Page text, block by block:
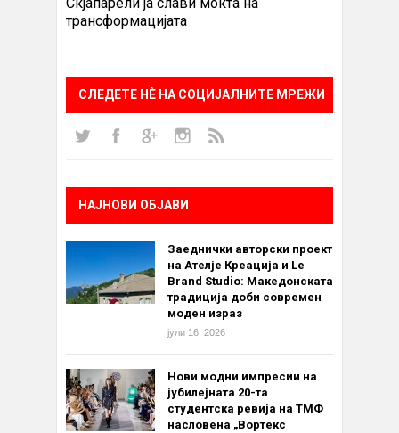
трансформацијата
СЛЕДЕТЕ НÈ НА СОЦИЈАЛНИТЕ МРЕЖИ
НАЈНОВИ ОБЈАВИ
Заеднички авторски проект
на Ателје Креација и Le
Brand Studio: Македонската
традиција доби современ
моден израз
јули 16, 2026
Нови модни импресии на
јубилејната 20-та
студентска ревија на ТМФ
насловена „Вортекс